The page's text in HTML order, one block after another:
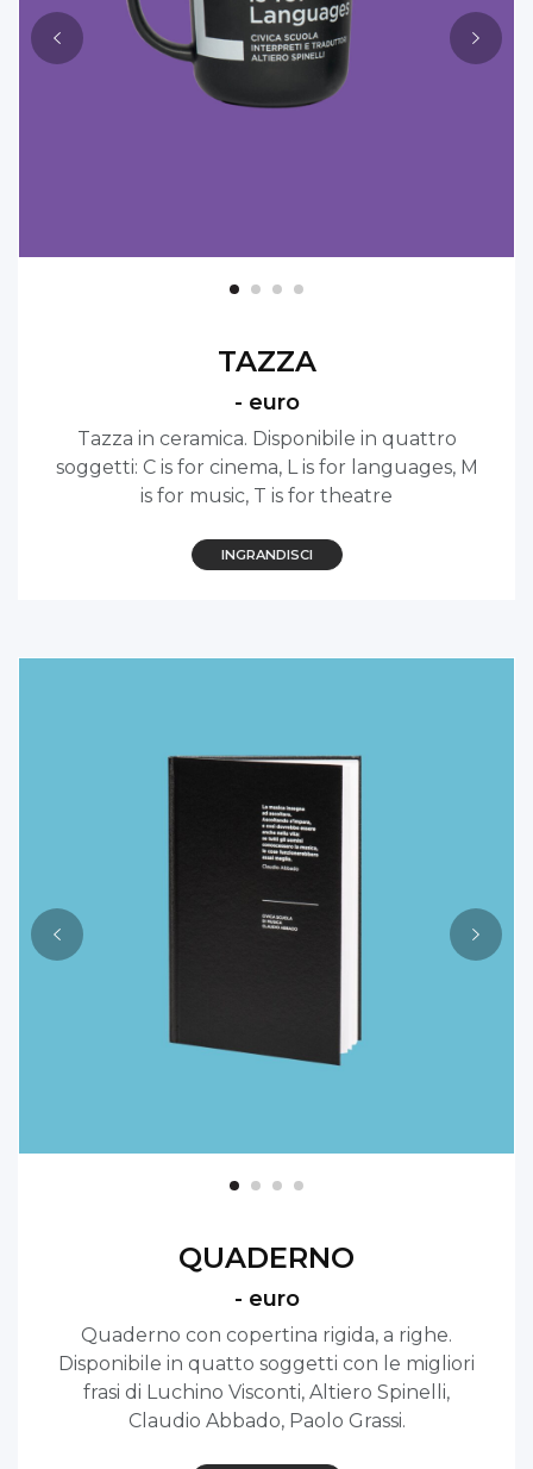
TAZZA
- euro
Tazza in ceramica. Disponibile in quattro
soggetti: C is for cinema, L is for languages, M
is for music, T is for theatre
INGRANDISCI
QUADERNO
- euro
Quaderno con copertina rigida, a righe.
Disponibile in quatto soggetti con le migliori
frasi di Luchino Visconti, Altiero Spinelli,
Claudio Abbado, Paolo Grassi.